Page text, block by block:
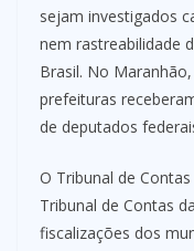
sejam investigados
nem rastreabilidade
Brasil. No
prefeituras
de deputados
O Tribunal de
Tribunal de Contas
fiscalizações dos